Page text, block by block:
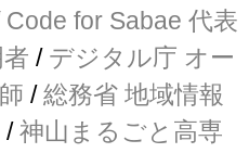
Code for Sabae 代表
/ デジタル庁 オー
/総務省 地域情報
/神山まるごと高専